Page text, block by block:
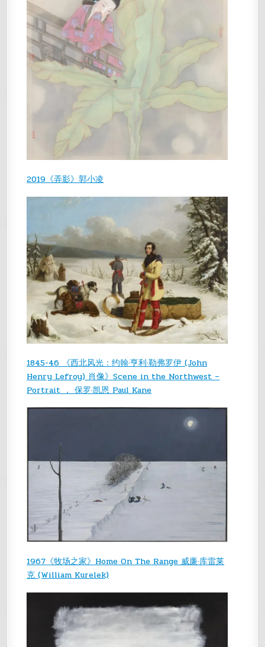
2019《弄影》郭小凌
1845-46 《西北风光：约翰·亨利·勒弗罗伊 (John
Henry Lefroy) 肖像》Scene in the Northwest –
Portrait ， 保罗·凯恩 Paul Kane
1967《牧场之家》Home On The Range 威廉·库雷莱
克 (William Kurelek)